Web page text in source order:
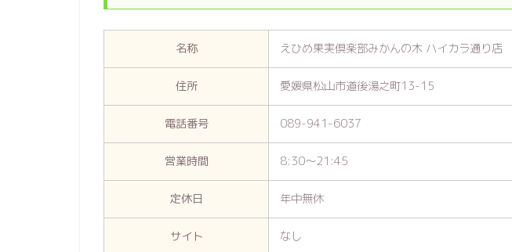
名称 えひめ果実倶楽部みかんの木 ハイカラ通り店
住所 愛媛県松山市道後湯之町13-15
電話番号 089-941-6037
営業時間 8:30～21:45
定休日 年中無休
サイト なし